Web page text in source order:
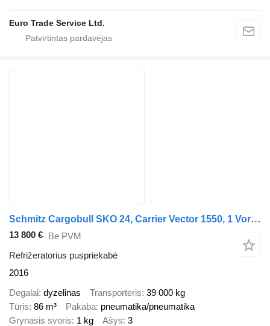
Euro Trade Service Ltd.
Schmitz Cargobull SKO 24, Carrier Vector 1550, 1 Vorbesitzer
13 800 € Be PVM
Refrižeratorius puspriekabė
2016
Degalai dyzelinas Transporteris 39 000 kg
Tūris 86 m³ Pakaba pneumatika/pneumatika
Grynasis svoris 1 kg Ašys 3